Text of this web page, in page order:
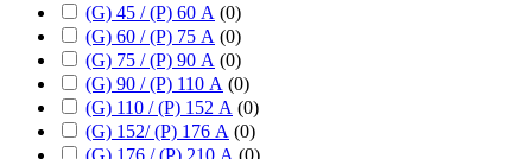
(G) 45 / (P) 60 А (0)
(G) 60 / (P) 75 А (0)
(G) 75 / (P) 90 А (0)
(G) 90 / (P) 110 А (0)
(G) 110 / (P) 152 А (0)
(G) 152/ (P) 176 А (0)
(G) 176 / (P) 210 А (0)